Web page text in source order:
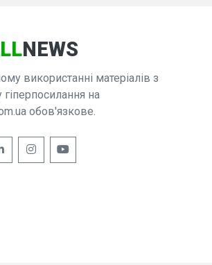
NEWS
використанні матеріалів з
на
обов'язкове.